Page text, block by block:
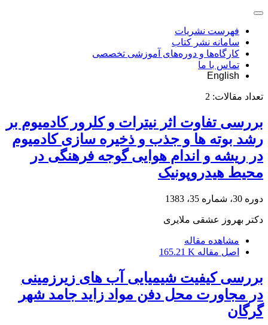
فهرست نشریات
سامانه نشر کتاب
کارگاه‌ها و دوره‌های آموزشی تخصصی
تماس با ما
English
تعداد مقالات: 2
بررسی تفاوت اثر نیترات و کلرور کادمیوم بر
رشد بوته ها و جذب و ذخیره سازی کادمیوم
در ریشه و اندام هوایی گوجه فرهنگی در
محیط هیدروپونیک
دوره 30، شماره 35، 1383
دکتر بهروز عشقی ملایری
مشاهده مقاله
اصل مقاله 165.21 K
بررسی کیفیت شیمیایی آب های زیرزمینی
در مجاورت محل دفن مواد زاید جامد شهر
گرگان